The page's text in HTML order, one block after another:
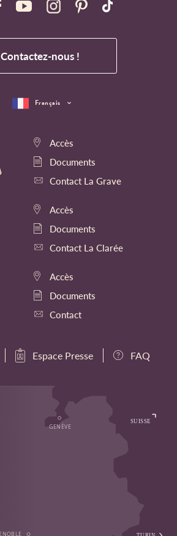
Contactez-nous !
Accès
Documents
Contact La Grave
Accès
Documents
Contact La Clarée
Accès
Documents
Contact
Espace Presse FAQ
Français